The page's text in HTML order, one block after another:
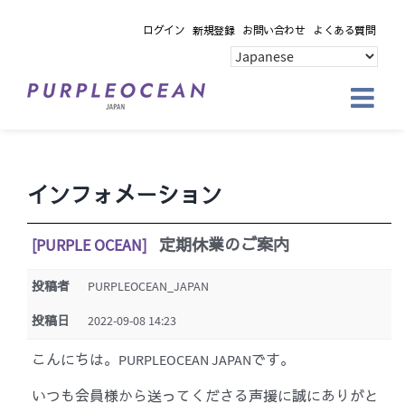
ログイン 新規登録 お問い合わせ よくある質問
インフォメーション
[PURPLE OCEAN] 定期休業のご案内
投稿者 PURPLEOCEAN_JAPAN
投稿日 2022-09-08 14:23
こんにちは。PURPLEOCEAN JAPANです。
いつも会員様から送ってくださる声援に誠にありがと